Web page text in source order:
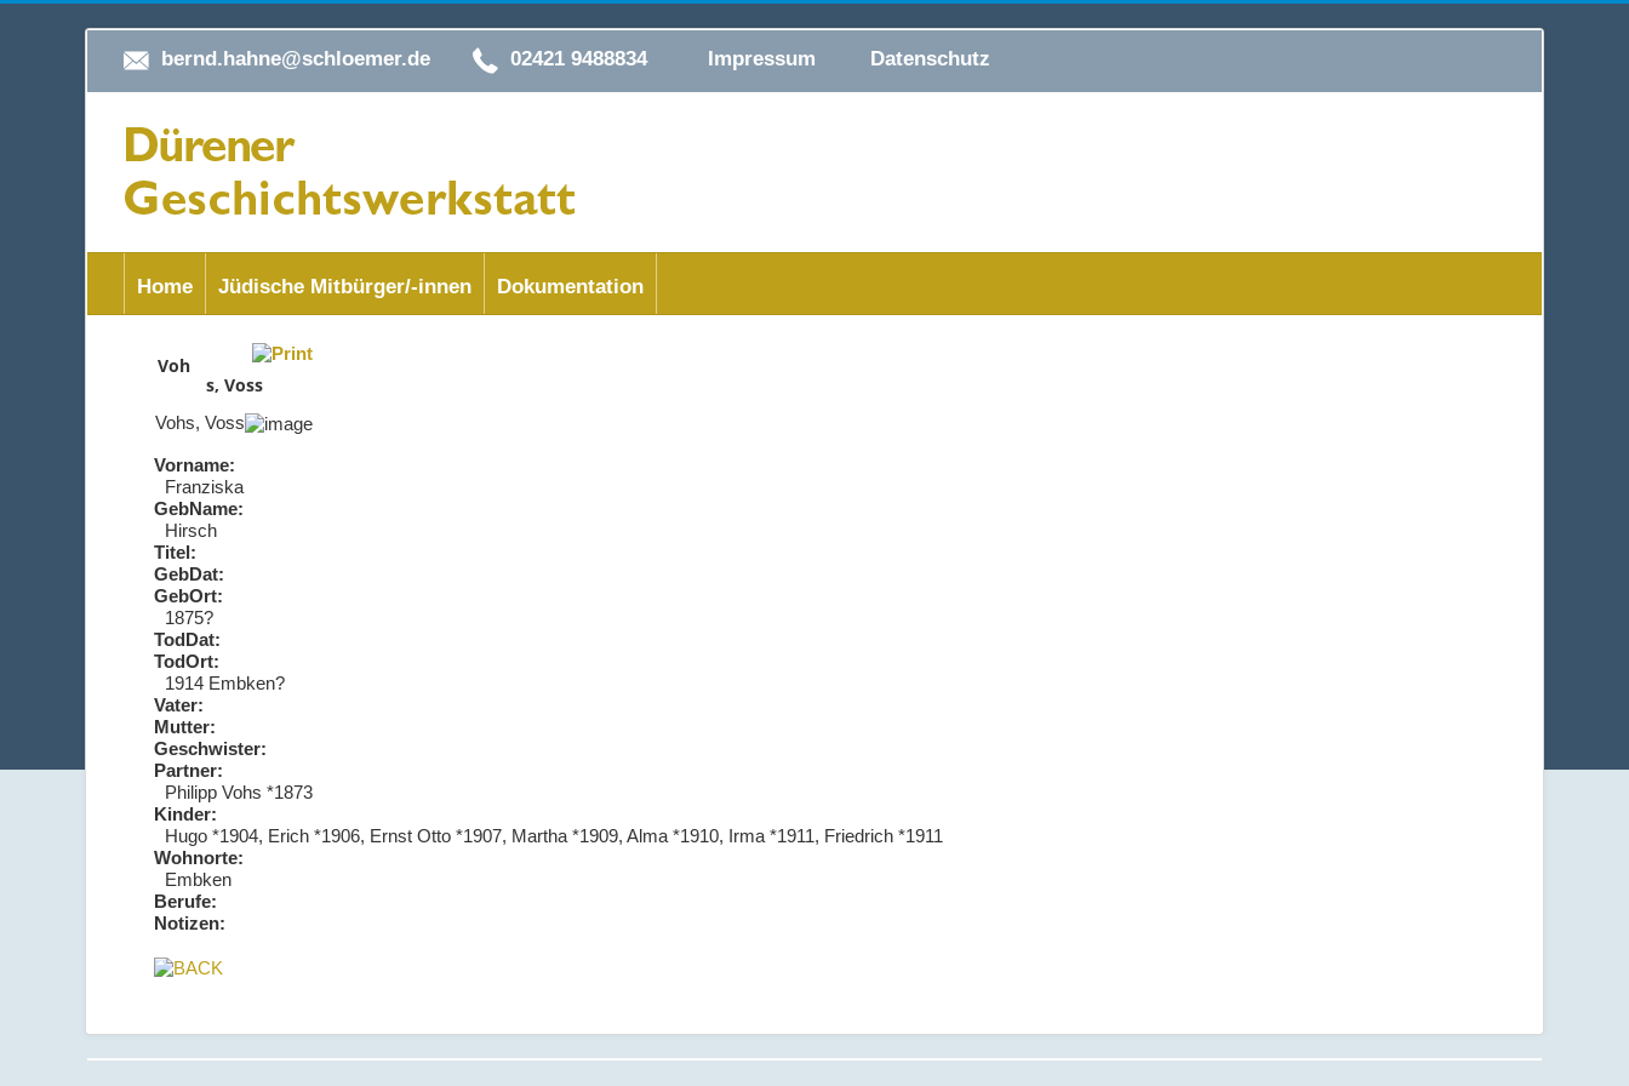
bernd.hahne@schloemer.de 02421 9488834 Impressum Datenschutz
Home Jüdische Mitbürger/-innen Dokumentation
Voh
s, Voss
Vohs, Voss
Vorname:
Franziska
GebName:
Hirsch
Titel:
GebDat:
GebOrt:
1875?
TodDat:
TodOrt:
1914 Embken?
Vater:
Mutter:
Geschwister:
Partner:
Philipp Vohs *1873
Kinder:
Hugo *1904, Erich *1906, Ernst Otto *1907, Martha *1909, Alma *1910, Irma *1911, Friedrich *1911
Wohnorte:
Embken
Berufe:
Notizen: